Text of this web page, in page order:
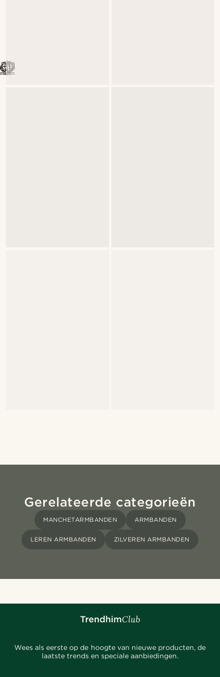
Gerelateerde categorieën
MANCHETARMBANDEN ARMBANDEN
LEREN ARMBANDEN ZILVEREN ARMBANDEN
Wees als eerste op de hoogte van nieuwe producten, de
laatste trends en speciale aanbiedingen.